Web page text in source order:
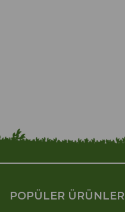
POPÜLER ÜRÜNLER